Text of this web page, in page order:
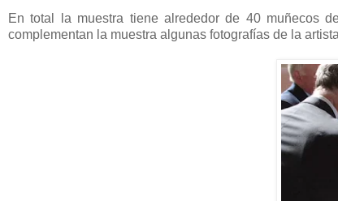
En total la muestra tiene alrededor de 40 muñecos
complementan la muestra algunas fotografías de la